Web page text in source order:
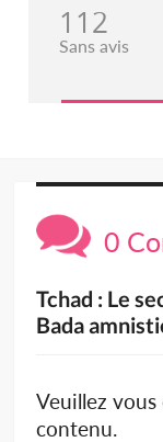
112
Sans avis
0
Tchad : Le
Bada
Veuillez
contenu.